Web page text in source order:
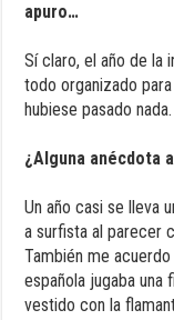
apuro…
Sí claro, el año de la
todo organizado
hubiese pasado
¿Alguna anécdota
Un año casi se lleva
a surfista al parecer
También me
española jugaba
vestido con la